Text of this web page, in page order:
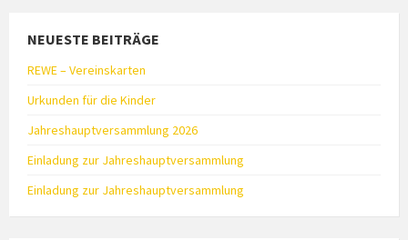
NEUESTE BEITRÄGE
REWE – Vereinskarten
Urkunden für die Kinder
Jahreshauptversammlung 2026
Einladung zur Jahreshauptversammlung
Einladung zur Jahreshauptversammlung